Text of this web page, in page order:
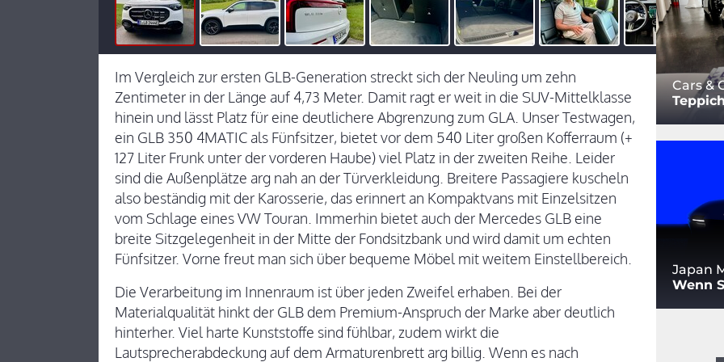
Im Vergleich zur ersten GLB-Generation streckt sich der Neuling um zehn
Zentimeter in der Länge auf 4,73 Meter. Damit ragt er weit in die SUV-Mittelklasse
hinein und lässt Platz für eine deutlichere Abgrenzung zum GLA. Unser Testwagen,
ein GLB 350 4MATIC als Fünfsitzer, bietet vor dem 540 Liter großen Kofferraum (+
127 Liter Frunk unter der vorderen Haube) viel Platz in der zweiten Reihe. Leider
sind die Außenplätze arg nah an der Türverkleidung. Breitere Passagiere kuscheln
also beständig mit der Karosserie, das erinnert an Kompaktvans mit Einzelsitzen
vom Schlage eines VW Touran. Immerhin bietet auch der Mercedes GLB eine
breite Sitzgelegenheit in der Mitte der Fondsitzbank und wird damit um echten
Fünfsitzer. Vorne freut man sich über bequeme Möbel mit weitem Einstellbereich.
Die Verarbeitung im Innenraum ist über jeden Zweifel erhaben. Bei der
Materialqualität hinkt der GLB dem Premium-Anspruch der Marke aber deutlich
hinterher. Viel harte Kunststoffe sind fühlbar, zudem wirkt die
Lautsprecherabdeckung auf dem Armaturenbrett arg billig. Wenn es nach
Cars &
Japan
Wenn